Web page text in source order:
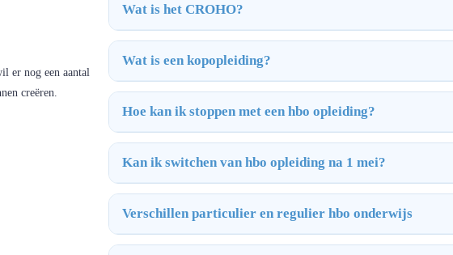
er nog een aantal
creëren.
Wat is het CROHO?
Wat is een kopopleiding?
Hoe kan ik stoppen met een hbo opleiding?
Kan ik switchen van hbo opleiding na 1 mei?
Verschillen particulier en regulier hbo onderwijs